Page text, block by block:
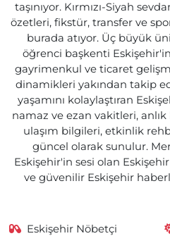
taşınıyor. Kırmızı-Siyah
özetleri, fikstür, transfer ve
burada atıyor. Üç büyük
öğrenci başkenti
gayrimenkul ve ticaret
dinamikleri yakından takip
yaşamını kolaylaştıran
namaz ve ezan vakitleri,
ulaşım bilgileri, etkinlik
güncel olarak sunulur.
Eskişehir'in sesi olan Eskişehir
ve güvenilir Eskişehir
Eskişehir Nöbetçi